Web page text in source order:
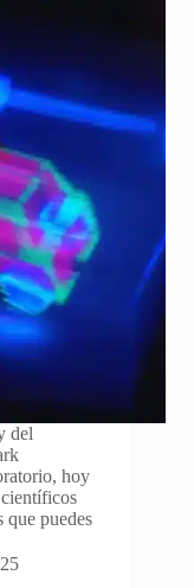
del
hoy
que puedes